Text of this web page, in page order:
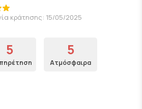
κράτησης: 15/05/2025
5 5
Ατμόσφαιρα